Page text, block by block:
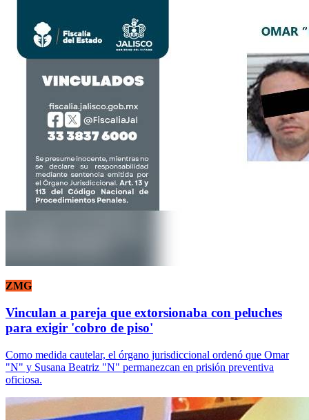
ZMG
Vinculan a pareja que extorsionaba con peluches
para exigir 'cobro de piso'
Como medida cautelar, el órgano jurisdiccional ordenó que Omar
"N" y Susana Beatriz "N" permanezcan en prisión preventiva
oficiosa.